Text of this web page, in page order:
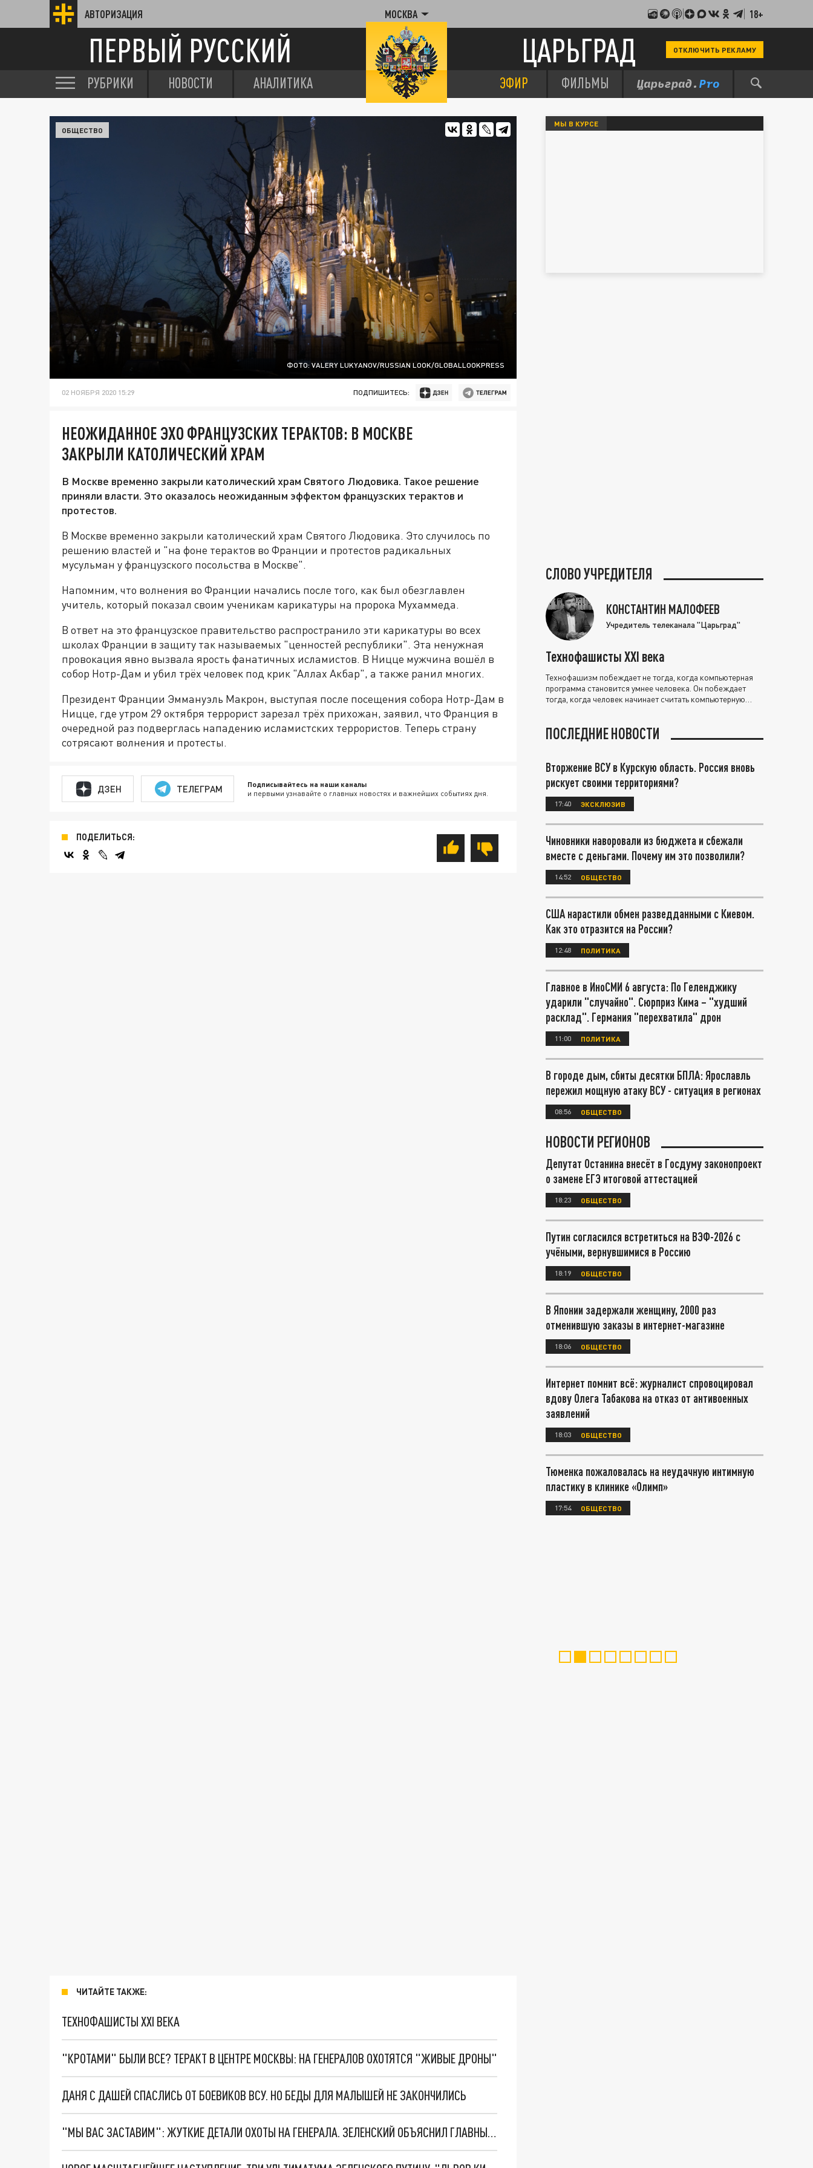
АВТОРИЗАЦИЯ МОСКВА 18+
ПЕРВЫЙ РУССКИЙ ЦАРЬГРАД ОТКЛЮЧИТЬ РЕКЛАМУ
РУБРИКИ НОВОСТИ АНАЛИТИКА ЭФИР ФИЛЬМЫ
ФОТО: VALERY LUKYANOV/RUSSIAN LOOK/GLOBALLOOKPRESS
ОБЩЕСТВО
02 НОЯБРЯ 2020 15:29 ПОДПИШИТЕСЬ:
НЕОЖИДАННОЕ ЭХО ФРАНЦУЗСКИХ ТЕРАКТОВ: В МОСКВЕ
ЗАКРЫЛИ КАТОЛИЧЕСКИЙ ХРАМ
В Москве временно закрыли католический храм Святого Людовика. Такое решение
приняли власти. Это оказалось неожиданным эффектом французских терактов и
протестов.
В Москве временно закрыли католический храм Святого Людовика. Это случилось по
решению властей и "на фоне терактов во Франции и протестов радикальных
мусульман у французского посольства в Москве".
Напомним, что волнения во Франции начались после того, как был обезглавлен
учитель, который показал своим ученикам карикатуры на пророка Мухаммеда.
В ответ на это французское правительство распространило эти карикатуры во всех
школах Франции в защиту так называемых "ценностей республики". Эта ненужная
провокация явно вызвала ярость фанатичных исламистов. В Ницце мужчина вошёл в
собор Нотр-Дам и убил трёх человек под крик "Аллах Акбар", а также ранил многих.
Президент Франции Эммануэль Макрон, выступая после посещения собора Нотр-Дам в
Ницце, где утром 29 октября террорист зарезал трёх прихожан, заявил, что Франция в
очередной раз подверглась нападению исламистских террористов. Теперь страну
сотрясают волнения и протесты.
ДЗЕН ТЕЛЕГРАМ Подписывайтесь на наши каналы
и первыми узнавайте о главных новостях и важнейших событиях дня.
ПОДЕЛИТЬСЯ:
ЧИТАЙТЕ ТАКЖЕ:
ТЕХНОФАШИСТЫ XXI ВЕКА
"КРОТАМИ" БЫЛИ ВСЕ? ТЕРАКТ В ЦЕНТРЕ МОСКВЫ: НА ГЕНЕРАЛОВ ОХОТЯТСЯ "ЖИВЫЕ ДРОНЫ"
ДАНЯ С ДАШЕЙ СПАСЛИСЬ ОТ БОЕВИКОВ ВСУ. НО БЕДЫ ДЛЯ МАЛЫШЕЙ НЕ ЗАКОНЧИЛИСЬ
"МЫ ВАС ЗАСТАВИМ": ЖУТКИЕ ДЕТАЛИ ОХОТЫ НА ГЕНЕРАЛА. ЗЕЛЕНСКИЙ ОБЪЯСНИЛ ГЛАВНЫЙ СМЫСЛ ТЕРАКТА В ЦЕНТРЕ МОСКВЫ
МЫ В КУРСЕ
СЛОВО УЧРЕДИТЕЛЯ
КОНСТАНТИН МАЛОФЕЕВ
Учредитель телеканала "Царьград"
Технофашисты XXI века
Технофашизм побеждает не тогда, когда компьютерная
программа становится умнее человека. Он побеждает
тогда, когда человек начинает считать компьютерную
ПОСЛЕДНИЕ НОВОСТИ
Вторжение ВСУ в Курскую область. Россия вновь
рискует своими территориями?
17:40 ЭКСКЛЮЗИВ
Чиновники наворовали из бюджета и сбежали
вместе с деньгами. Почему им это позволили?
14:52 ОБЩЕСТВО
США нарастили обмен разведданными с Киевом.
Как это отразится на России?
12:48 ПОЛИТИКА
Главное в ИноСМИ 6 августа: По Геленджику
ударили "случайно". Сюрприз Кима – "худший
расклад". Германия "перехватила" дрон
11:00 ПОЛИТИКА
В городе дым, сбиты десятки БПЛА: Ярославль
пережил мощную атаку ВСУ - ситуация в регионах
08:56 ОБЩЕСТВО
НОВОСТИ РЕГИОНОВ
Депутат Останина внесёт в Госдуму законопроект
о замене ЕГЭ итоговой аттестацией
18:23 ОБЩЕСТВО
Путин согласился встретиться на ВЭФ-2026 с
учёными, вернувшимися в Россию
18:19 ОБЩЕСТВО
В Японии задержали женщину, 2000 раз
отменившую заказы в интернет-магазине
18:06 ОБЩЕСТВО
Интернет помнит всё: журналист спровоцировал
вдову Олега Табакова на отказ от антивоенных
заявлений
18:03 ОБЩЕСТВО
Тюменка пожаловалась на неудачную интимную
пластику в клинике «Олимп»
17:54 ОБЩЕСТВО